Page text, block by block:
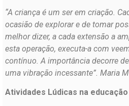
“A criança é um ser em criação.
ocasião de explorar e de tomar
melhor dizer, a cada extensão a
esta operação, executa-a com
contínuo. A importância decorre
uma vibração incessante”. Maria
Atividades Lúdicas na educação